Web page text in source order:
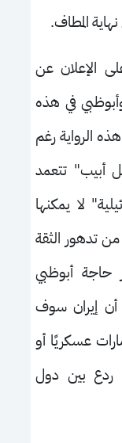
المطاف.
الإعلان عن
في هذه
الرواية رغم
أبيب" تتعمد
لا يمكنها
من تدهور الثقة
حاجة أبوظبي
أن إيران سوف
عسكريًا أو
ردع بين دول